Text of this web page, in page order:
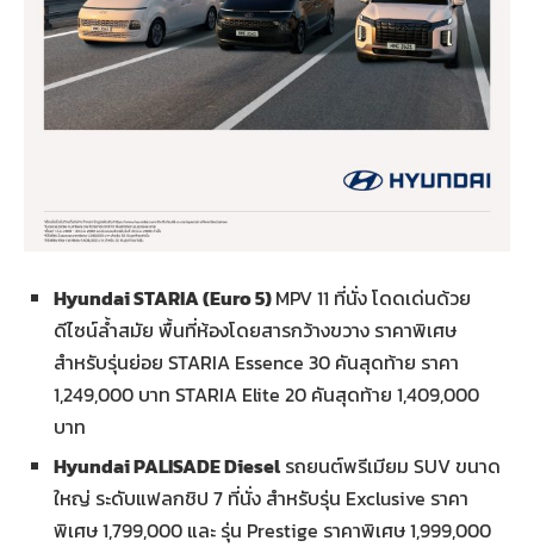
Hyundai STARIA (Euro 5)MPV 11 ที่นั่ง โดดเด่นด้วย
ดีไซน์ล้ำสมัย พื้นที่ห้องโดยสารกว้างขวาง ราคาพิเศษ
สำหรับรุ่นย่อย STARIA Essence 30 คันสุดท้าย ราคา
1,249,000 บาท STARIA Elite 20 คันสุดท้าย 1,409,000
บาท
Hyundai PALISADE Diesel รถยนต์พรีเมียม SUV ขนาด
ใหญ่ ระดับแฟลกชิป 7 ที่นั่ง สำหรับรุ่น Exclusive ราคา
พิเศษ 1,799,000 และ รุ่น Prestige ราคาพิเศษ 1,999,000